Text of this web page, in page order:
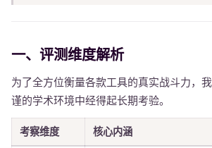
一、评测维度解析
为了全方位衡量各款工具的真实战斗力，
谨的学术环境中经得起长期考验。
考察维度 核心内涵